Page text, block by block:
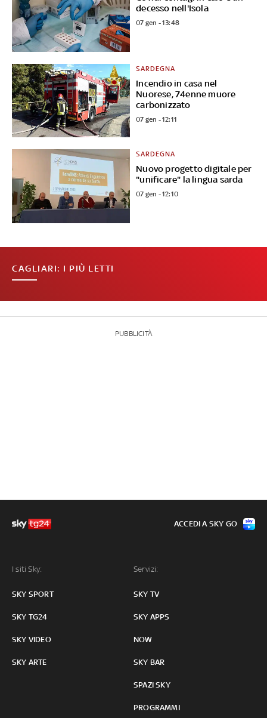
decesso nell'Isola
07 gen - 13:48
Incendio in casa nel
Nuorese, 74enne muore
carbonizzato
SARDEGNA
07 gen - 12:11
Nuovo progetto digitale per
"unificare" la lingua sarda
SARDEGNA
07 gen - 12:10
CAGLIARI: I PIÙ LETTI
PUBBLICITÀ
I siti Sky:
SKY SPORT
SKY TG24
SKY VIDEO
SKY ARTE
Servizi:
SKY TV
SKY APPS
NOW
SKY BAR
SPAZI SKY
PROGRAMMI
ACCEDI A SKY GO